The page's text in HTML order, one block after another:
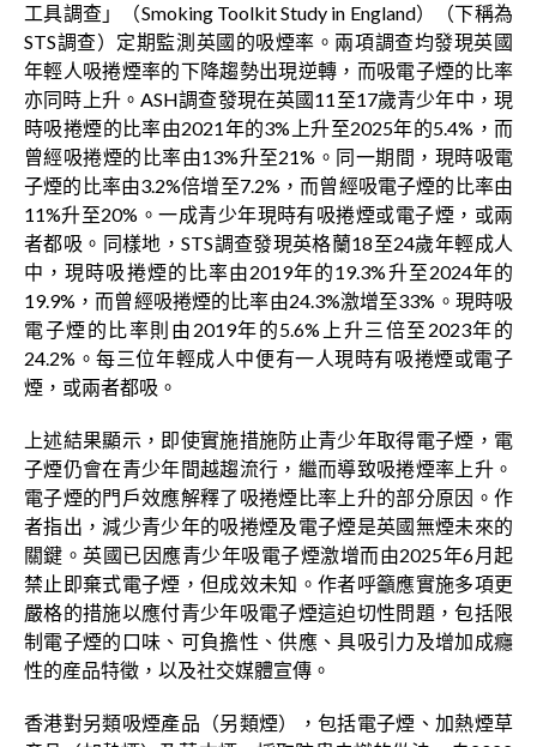
工具調查」（Smoking Toolkit Study in England）（下稱為
STS調查）定期監測英國的吸煙率。兩項調查均發現英國
年輕人吸捲煙率的下降趨勢出現逆轉，而吸電子煙的比率
亦同時上升。ASH調查發現在英國11至17歲青少年中，現
時吸捲煙的比率由2021年的3%上升至2025年的5.4%，而
曾經吸捲煙的比率由13%升至21%。同一期間，現時吸電
子煙的比率由3.2%倍增至7.2%，而曾經吸電子煙的比率由
11%升至20%。一成青少年現時有吸捲煙或電子煙，或兩
者都吸。同樣地，STS調查發現英格蘭18至24歲年輕成人
中，現時吸捲煙的比率由2019年的19.3%升至2024年的
19.9%，而曾經吸捲煙的比率由24.3%激增至33%。現時吸
電子煙的比率則由2019年的5.6%上升三倍至2023年的
24.2%。每三位年輕成人中便有一人現時有吸捲煙或電子
煙，或兩者都吸。
上述結果顯示，即使實施措施防止青少年取得電子煙，電
子煙仍會在青少年間越趨流行，繼而導致吸捲煙率上升。
電子煙的門戶效應解釋了吸捲煙比率上升的部分原因。作
者指出，減少青少年的吸捲煙及電子煙是英國無煙未來的
關鍵。英國已因應青少年吸電子煙激增而由2025年6月起
禁止即棄式電子煙，但成效未知。作者呼籲應實施多項更
嚴格的措施以應付青少年吸電子煙這迫切性問題，包括限
制電子煙的口味、可負擔性、供應、具吸引力及增加成癮
性的産品特徵，以及社交媒體宣傳。
香港對另類吸煙產品（另類煙），包括電子煙、加熱煙草